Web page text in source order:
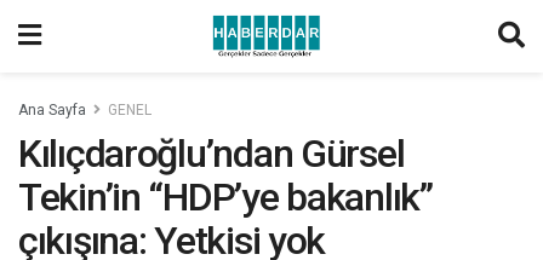
Ana Sayfa GENEL
Kılıçdaroğlu’ndan Gürsel
Tekin’in “HDP’ye bakanlık”
çıkışına: Yetkisi yok